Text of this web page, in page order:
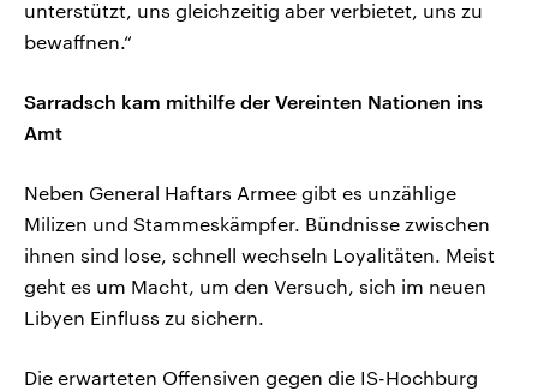
unterstützt, uns gleichzeitig aber verbietet, uns zu
bewaffnen.“
Sarradsch kam mithilfe der Vereinten Nationen ins
Amt
Neben General Haftars Armee gibt es unzählige
Milizen und Stammeskämpfer. Bündnisse zwischen
ihnen sind lose, schnell wechseln Loyalitäten. Meist
geht es um Macht, um den Versuch, sich im neuen
Libyen Einfluss zu sichern.
Die erwarteten Offensiven gegen die IS-Hochburg